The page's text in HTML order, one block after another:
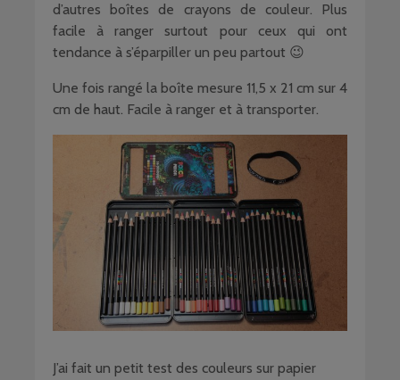
d’autres boîtes de crayons de couleur. Plus
facile à ranger surtout pour ceux qui ont
tendance à s’éparpiller un peu partout 😉
Une fois rangé la boîte mesure 11,5 x 21 cm sur 4
cm de haut. Facile à ranger et à transporter.
J’ai fait un petit test des couleurs sur papier